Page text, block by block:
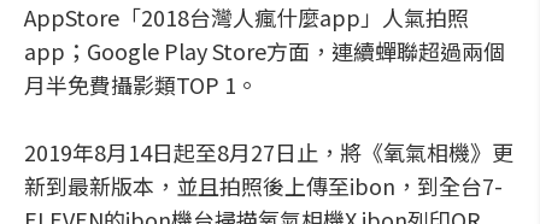
AppStore「2018台灣人瘋什麼app」人氣拍照
app；Google Play Store方面，連續蟬聯超過兩個
月半免費攝影類TOP 1。
2019年8月14日起至8月27日止，將《氧氣相機》更
新到最新版本，並且拍照後上傳至ibon，到全台7-